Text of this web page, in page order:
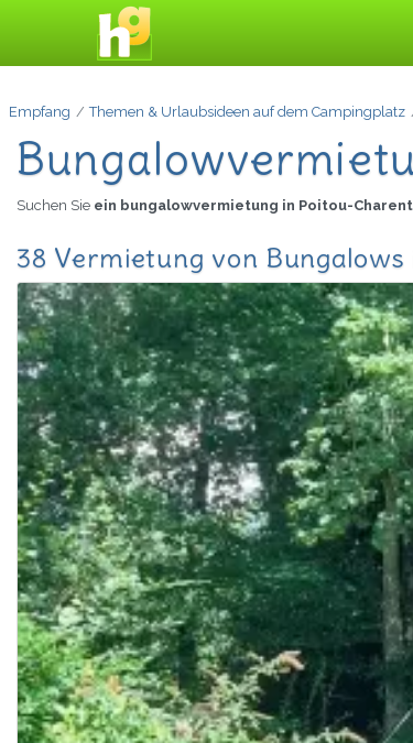
Empfang Themen & Urlaubsideen auf dem Campingplatz
Suchen Sie ein bungalowvermietung in Poitou-
38 Vermietung von